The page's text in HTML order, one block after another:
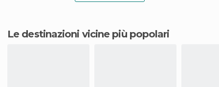
Le destinazioni vicine più popolari